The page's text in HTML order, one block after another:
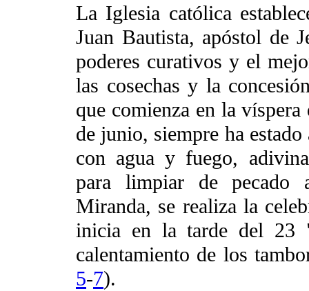
La Iglesia católica
Juan Bautista, apóstol de
poderes curativos y el
las cosechas y la
que comienza en la
de junio, siempre ha
con agua y fuego,
para limpiar de pecado
Miranda, se realiza la
inicia en la tarde del 23
calentamiento de los
5-7).